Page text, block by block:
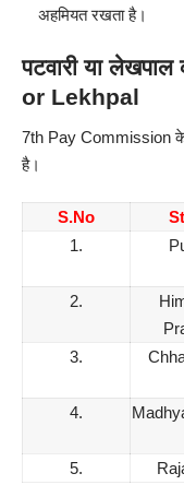
अहमियत रखता है।
पटवारी या
or Lekhpal
7th Pay Commission के
है।
S.No
1.
2.
3.
4.
5.